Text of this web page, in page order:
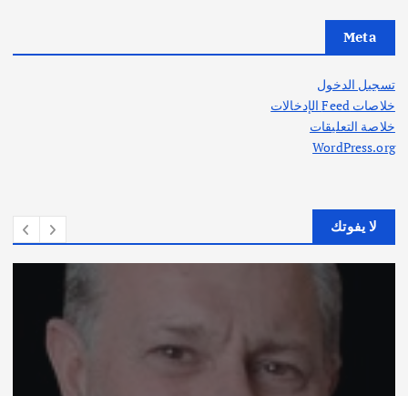
Meta
تسجيل الدخول
خلاصات Feed الإدخالات
خلاصة التعليقات
WordPress.org
لا يفوتك